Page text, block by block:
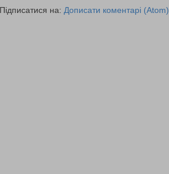
Підписатися на: Дописати коментарі (Atom)